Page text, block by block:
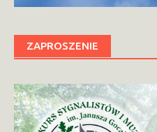
ZAPROSZENIE